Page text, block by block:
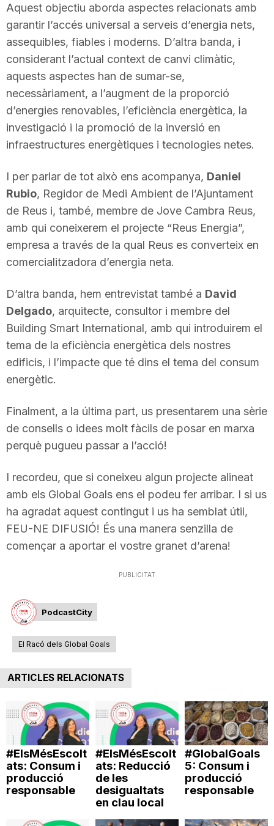
a
r
r
a
g
o
n
a
Aquest objectiu aborda aspectes relacionats amb
garantir l’accés universal a serveis d’energia nets,
assequibles, fiables i moderns. D’altra banda, i
considerant l’actual context de canvi climàtic,
aquests aspectes han de sumar-se,
necessàriament, a l’augment de la proporció
d’energies renovables, l’eficiència energètica, la
investigació i la promoció de la inversió en
infraestructures energètiques i tecnologies netes.
I per parlar de tot això ens acompanya, Daniel
Rubio, Regidor de Medi Ambient de l’Ajuntament
de Reus i, també, membre de Jove Cambra Reus,
amb qui coneixerem el projecte “Reus Energia”,
empresa a través de la qual Reus es converteix en
comercialitzadora d’energia neta.
D’altra banda, hem entrevistat també a David
Delgado, arquitecte, consultor i membre del
Building Smart International, amb qui introduirem el
tema de la eficiència energètica dels nostres
edificis, i l’impacte que té dins el tema del consum
energètic.
Finalment, a la última part, us presentarem una sèrie
de consells o idees molt fàcils de posar en marxa
perquè pugueu passar a l’acció!
I recordeu, que si coneixeu algun projecte alineat
amb els Global Goals ens el podeu fer arribar. I si us
ha agradat aquest contingut i us ha semblat útil,
FEU-NE DIFUSIÓ! És una manera senzilla de
començar a aportar el vostre granet d’arena!
PUBLICITAT
PodcastCity
El Racó dels Global Goals
ARTICLES RELACIONATS
#ElsMésEscolt
ats: Consum i
producció
responsable
#ElsMésEscolt
ats: Reducció
de les
desigualtats
en clau local
#GlobalGoals
5: Consum i
producció
responsable